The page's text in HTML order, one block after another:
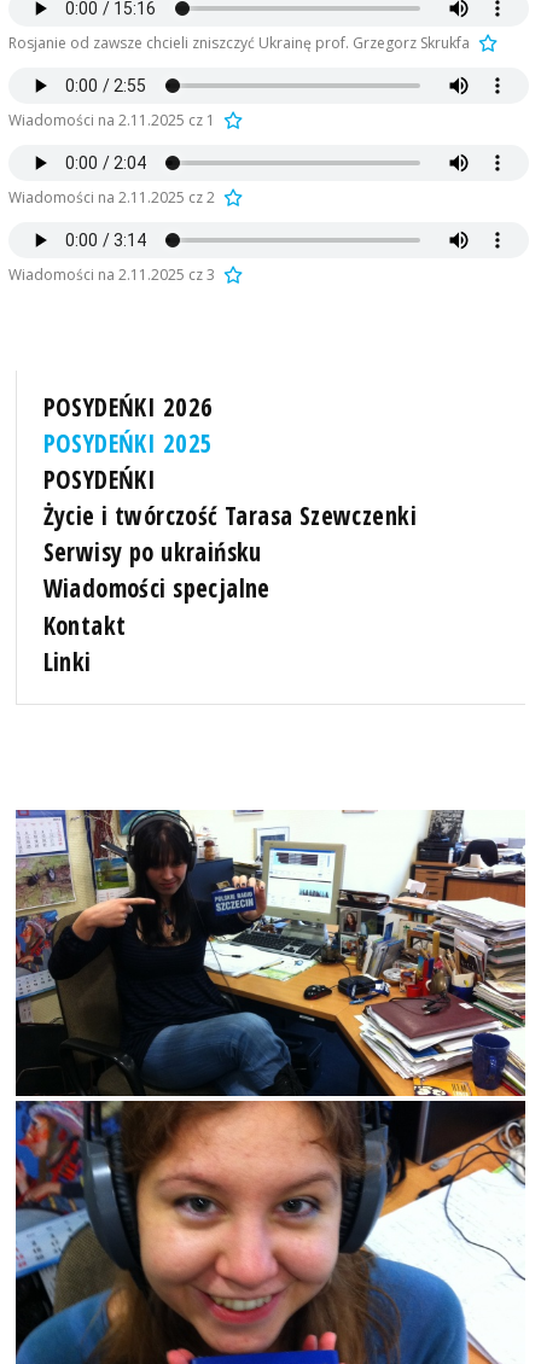
Rosjanie od zawsze chcieli zniszczyć Ukrainę prof. Grzegorz Skrukfa
Wiadomości na 2.11.2025 cz 1
Wiadomości na 2.11.2025 cz 2
Wiadomości na 2.11.2025 cz 3
POSYDEŃKI 2026
POSYDEŃKI 2025
POSYDEŃKI
Życie i twórczość Tarasa Szewczenki
Serwisy po ukraińsku
Wiadomości specjalne
Kontakt
Linki